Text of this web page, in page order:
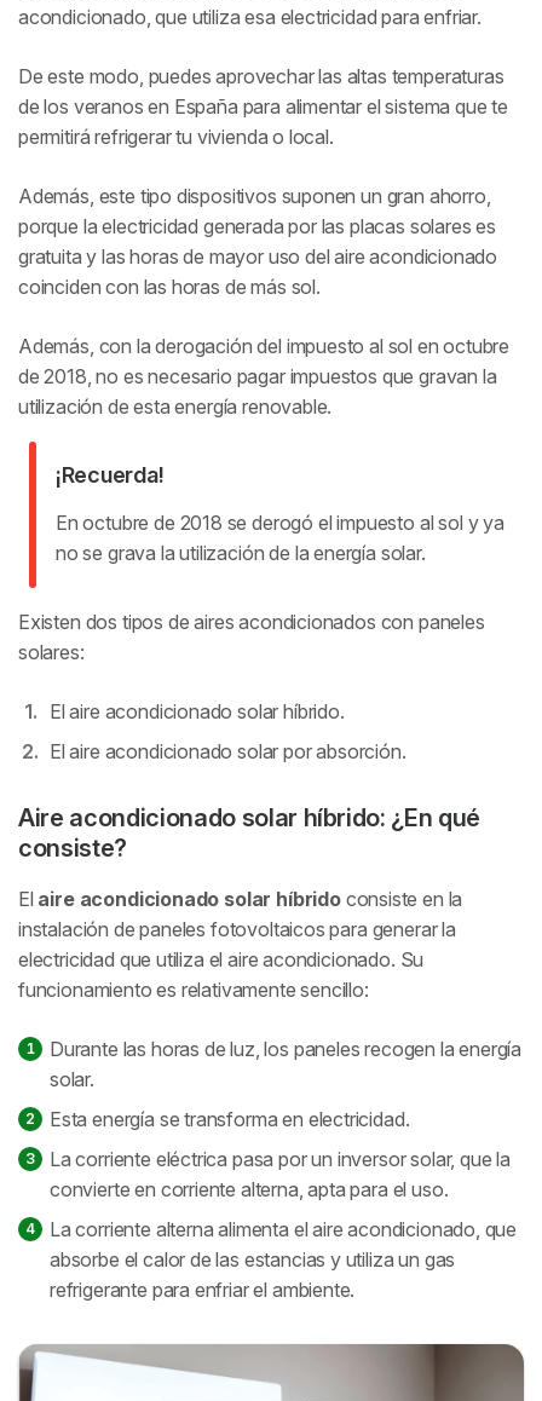
acondicionado, que utiliza esa electricidad para enfriar.
De este modo, puedes aprovechar las altas temperaturas
de los veranos en España para alimentar el sistema que te
permitirá refrigerar tu vivienda o local.
Además, este tipo dispositivos suponen un gran ahorro,
porque la electricidad generada por las placas solares es
gratuita y las horas de mayor uso del aire acondicionado
coinciden con las horas de más sol.
Además, con la derogación del impuesto al sol en octubre
de 2018, no es necesario pagar impuestos que gravan la
utilización de esta energía renovable.
¡Recuerda!
En octubre de 2018 se derogó el impuesto al sol y ya
no se grava la utilización de la energía solar.
Existen dos tipos de aires acondicionados con paneles
solares:
El aire acondicionado solar híbrido.
El aire acondicionado solar por absorción.
Aire acondicionado solar híbrido: ¿En qué
consiste?
El aire acondicionado solar híbridoconsiste en la
instalación de paneles fotovoltaicos para generar la
electricidad que utiliza el aire acondicionado. Su
funcionamiento es relativamente sencillo:
Durante las horas de luz, los paneles recogen la energía
solar.
Esta energía se transforma en electricidad.
La corriente eléctrica pasa por un inversor solar, que la
convierte en corriente alterna, apta para el uso.
La corriente alterna alimenta el aire acondicionado, que
absorbe el calor de las estancias y utiliza un gas
refrigerante para enfriar el ambiente.